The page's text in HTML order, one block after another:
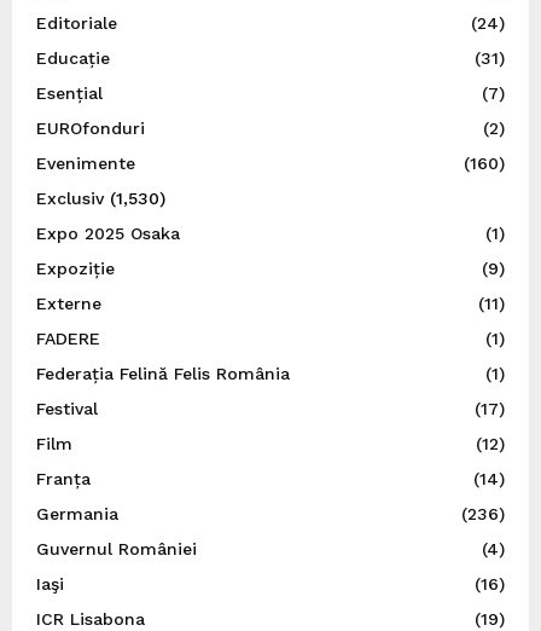
Editoriale
(24)
Educație
(31)
Esențial
(7)
EUROfonduri
(2)
Evenimente
(160)
Exclusiv(1,530)
Expo 2025 Osaka
(1)
Expoziție
(9)
Externe
(11)
FADERE
(1)
Federația Felină Felis România
(1)
Festival
(17)
Film
(12)
Franța
(14)
Germania
(236)
Guvernul României
(4)
Iaşi
(16)
ICR Lisabona
(19)